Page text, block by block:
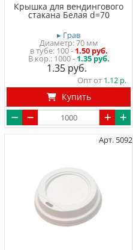
Крышка для вендингового
стакана Белая d=70
▸ Грав
Диаметр: 70 мм
в тубе 100- 1.50 руб.
1000 - 1.35 руб.
1.35
Опт от 1.12
Купить
Арт. 5092